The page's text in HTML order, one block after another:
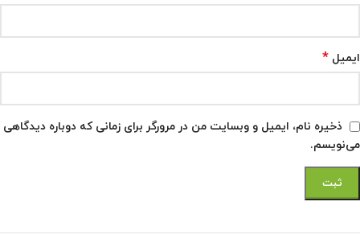
ایمیل *
ذخیره نام، ایمیل و وبسایت من در مرورگر برای زمانی که دوباره دیدگاهی
می‌نویسم.